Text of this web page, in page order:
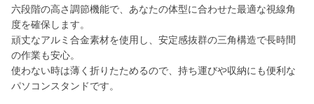
六段階の高さ調節機能で、あなたの体型に合わせた最適な視線角
度を確保します。
頑丈なアルミ合金素材を使用し、安定感抜群の三角構造で長時間
の作業も安心。
使わない時は薄く折りたためるので、持ち運びや収納にも便利な
パソコンスタンドです。